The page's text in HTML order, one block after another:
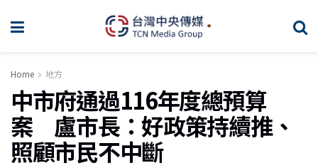
Home 地方
中市府通過116年度總預算
案 盧市長：好政策持續推、
照顧市民不中斷